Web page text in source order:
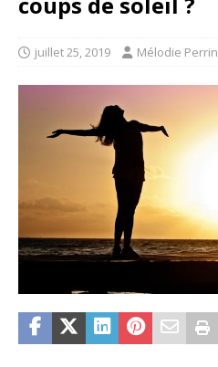
juillet 25, 2019 Mélodie Perrin